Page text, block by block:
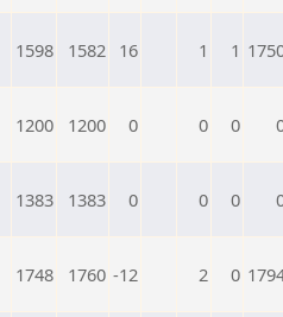
1598 1582 16 1 1
1200 1200 0 0 0
1383 1383 0 0 0
1748 1760 -12 2 0